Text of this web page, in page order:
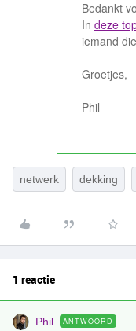
Bedankt
In deze
iemand
Groetjes,
Phil
netwerk dekking
1 reactie
Phil ANTWOORD